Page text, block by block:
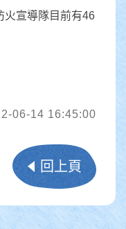
火宣導隊目前有46
06-14 16:45:00
回上頁